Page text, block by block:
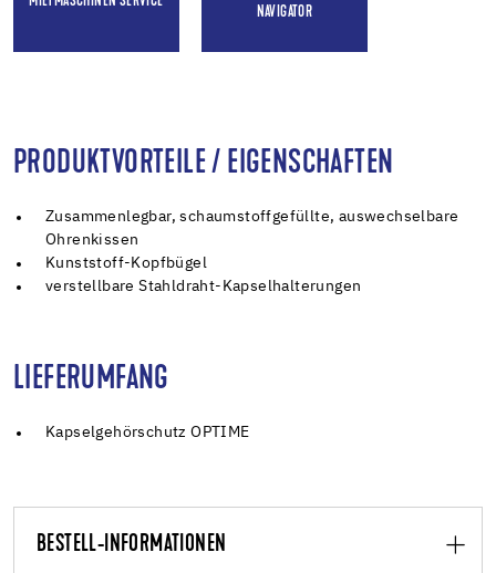
NAVIGATOR
PRODUKTVORTEILE / EIGENSCHAFTEN
Zusammenlegbar, schaumstoffgefüllte, auswechselbare
Ohrenkissen
Kunststoff-Kopfbügel
verstellbare Stahldraht-Kapselhalterungen
LIEFERUMFANG
Kapselgehörschutz OPTIME
BESTELL-INFORMATIONEN